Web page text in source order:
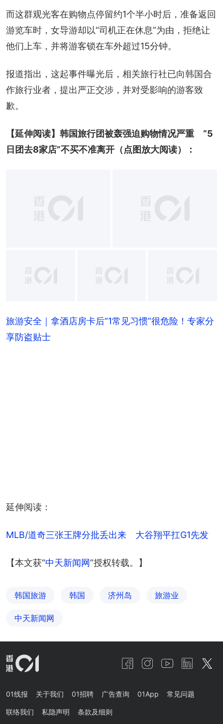
而这群观光客在购物点停留约1个半小时后，准备返回
游览车时，女导游却以“司机正在休息”为由，拒绝让
他们上车，并将游客锁在车外超过15分钟。
报道指出，这起事件曝光后，相关旅行社已向韩国合
作旅行业者，提出严正交涉，并对受影响的游客致
歉。
【延伸阅读】韩国旅行团被轰强迫购物情况严重　“5
日团去8家店”不买不准离开（点图放大阅读）：
+17
旅游安全｜拿酒店房卡后“1常见习惯”很危险！专家分
享防盗贴士
延伸阅读：
MLB/道奇三张王牌分批丢出来　大谷翔平扛G1先发
【本文获“中天新闻网”授权转载。】
韩国旅游 韩国 济州岛 旅游业
中天新闻网
01线报 关于我们 01招聘 广告查询 01App 常见问题
联络我们 私隐声明 条款及细则